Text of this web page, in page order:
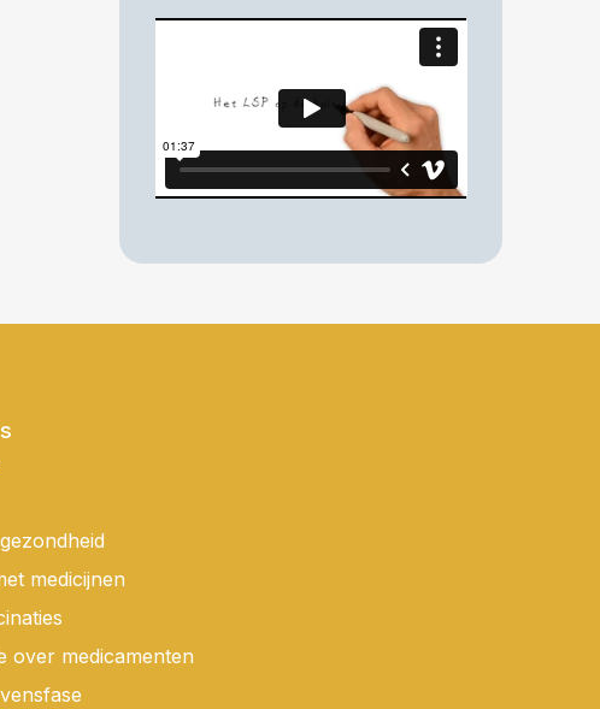
medicijnen
over medicamenten